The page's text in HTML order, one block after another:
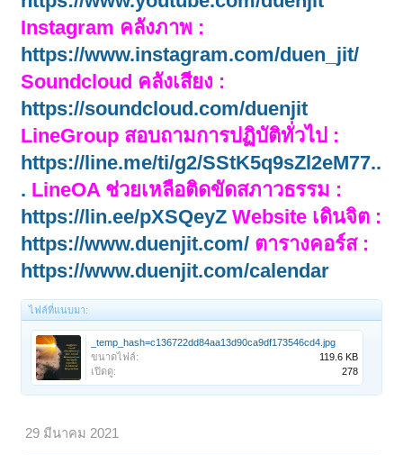
Instagram คลังภาพ :
https://www.instagram.com/duen_jit/
Soundcloud คลังเสียง :
https://soundcloud.com/duenjit
LineGroup สอบถามการปฏิบัติทั่วไป :
https://line.me/ti/g2/SStK5q9sZl2eM77..
. LineOA ช่วยเหลือติดขัดสภาวธรรม :
https://lin.ee/pXSQeyZ Website เดินจิต :
https://www.duenjit.com/ ตารางคอร์ส :
https://www.duenjit.com/calendar
ไฟล์ที่แนบมา:
_temp_hash=c136722dd84aa13d90ca9df173546cd4.jpg
ขนาดไฟล์:
119.6 KB
เปิดดู:
278
29 มีนาคม 2021